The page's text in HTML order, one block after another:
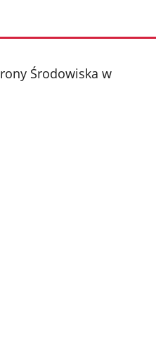
Środowiska w